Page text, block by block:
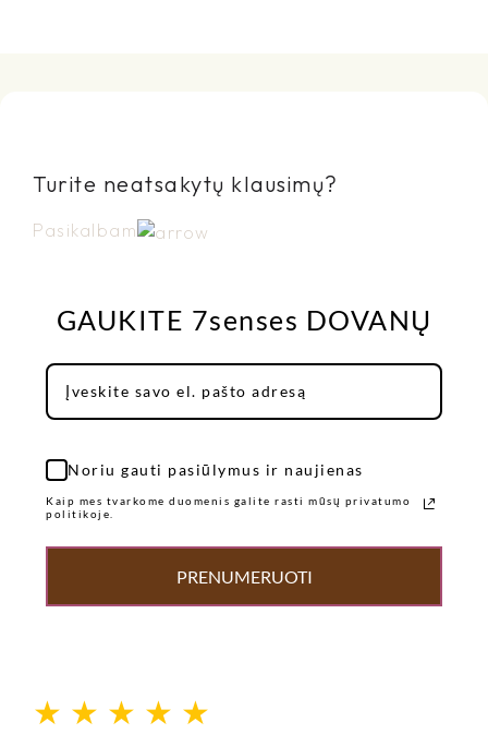
Turite neatsakytų klausimų?
Pasikalbam
GAUKITE 7senses DOVANŲ
Noriu gauti pasiūlymus ir naujienas
Kaip mes tvarkome duomenis galite rasti mūsų privatumo
politikoje.
PRENUMERUOTI
★ ★ ★ ★ ★